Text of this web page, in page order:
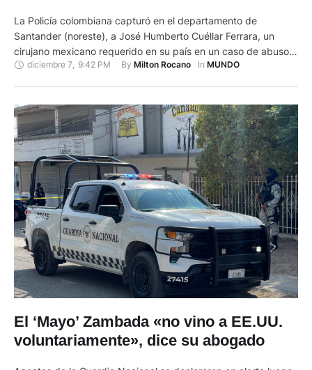
La Policía colombiana capturó en el departamento de
Santander (noreste), a José Humberto Cuéllar Ferrara, un
cirujano mexicano requerido en su país en un caso de abuso y
acoso sexual, por lo que huyó a Colombia en donde se ocultó
diciembre 7 9:42 PM By Milton Rocano In MUNDO
El ‘Mayo’ Zambada «no vino a EE.UU.
voluntariamente», dice su abogado